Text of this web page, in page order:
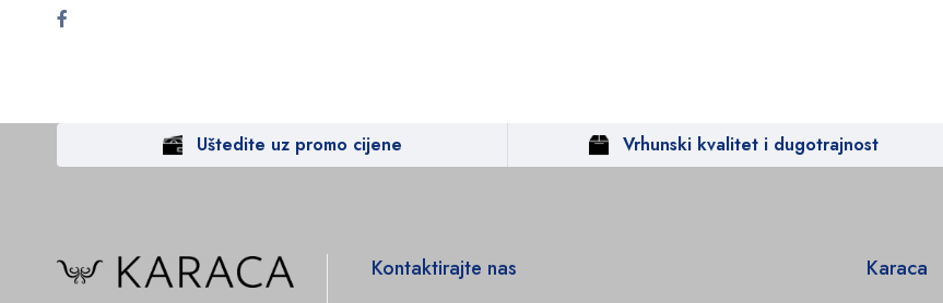
Uštedite uz promo cijene Vrhunski kvalitet i dugotrajnost
Kontaktirajte nas Karaca